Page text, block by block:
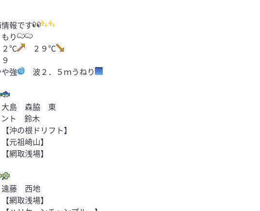
報です
り
℃
２９℃
強
波２．５ｍうねり
島 森脇 東
ント 鈴木
沖の根ドリフト】
元祖崎山】
網取浅場】
藤 西地
網取浅場】